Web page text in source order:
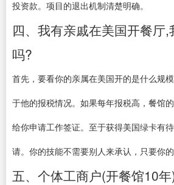
投资款。项目的退出机制清楚明确。
四、我有亲戚在美国开餐厅
吗?
首先，要看你的亲属在美国开的是什么规
于他的报税情况。如果每年报税高，餐馆
给你申请工作签证。至于获得美国绿卡有
请。你的技能不需要别人来承认，只要你
五、个体工商户(开餐馆10